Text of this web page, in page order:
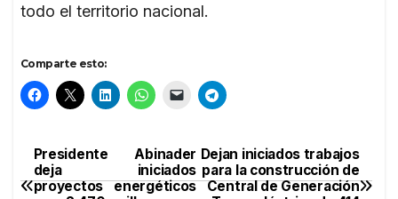
todo el territorio nacional.
Comparte esto:
Navegación
Dejan iniciados trabajos
para la construcción de
Central de Generación
Presidente Abinader
deja iniciados
proyectos energéticos